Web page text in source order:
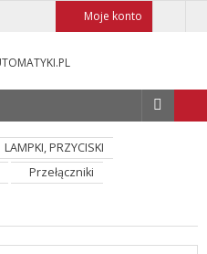
Moje konto
LAMPKI, PRZYCISKI
Przełączniki